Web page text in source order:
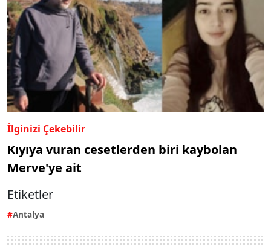
İlginizi Çekebilir
Kıyıya vuran cesetlerden biri kaybolan
Merve'ye ait
Etiketler
Antalya